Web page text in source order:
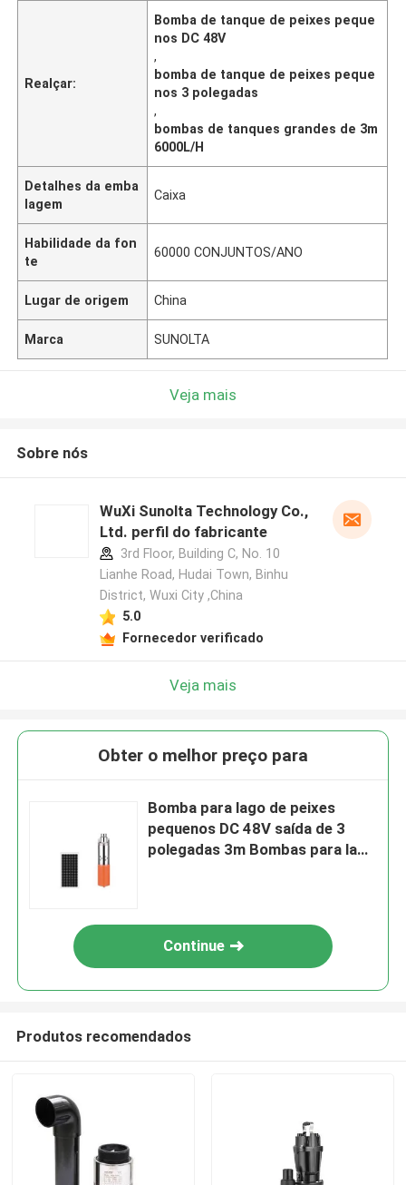
Realçar:
Bomba de tanque de peixes peque
nos DC 48V
,
bomba de tanque de peixes peque
nos 3 polegadas
,
bombas de tanques grandes de 3m
6000L/H
Detalhes da emba
lagem
Caixa
Habilidade da fon
te
60000 CONJUNTOS/ANO
Lugar de origem China
Marca SUNOLTA
Veja mais
Sobre nós
WuXi Sunolta Technology Co.,
Ltd. perfil do fabricante
3rd Floor, Building C, No. 10
Lianhe Road, Hudai Town, Binhu
District, Wuxi City ,China
5.0
Fornecedor verificado
Veja mais
Obter o melhor preço para
Bomba para lago de peixes
pequenos DC 48V saída de 3
polegadas 3m Bombas para lago
Continue
Produtos recomendados